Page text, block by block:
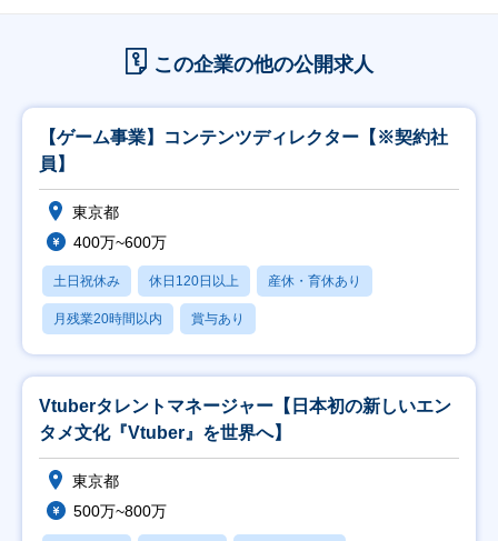
この企業の他の公開求人
【ゲーム事業】コンテンツディレクター【※契約社
員】
東京都
400万~600万
土日祝休み 休日120日以上 産休・育休あり
月残業20時間以内 賞与あり
Vtuberタレントマネージャー【日本初の新しいエン
タメ文化『Vtuber』を世界へ】
東京都
500万~800万